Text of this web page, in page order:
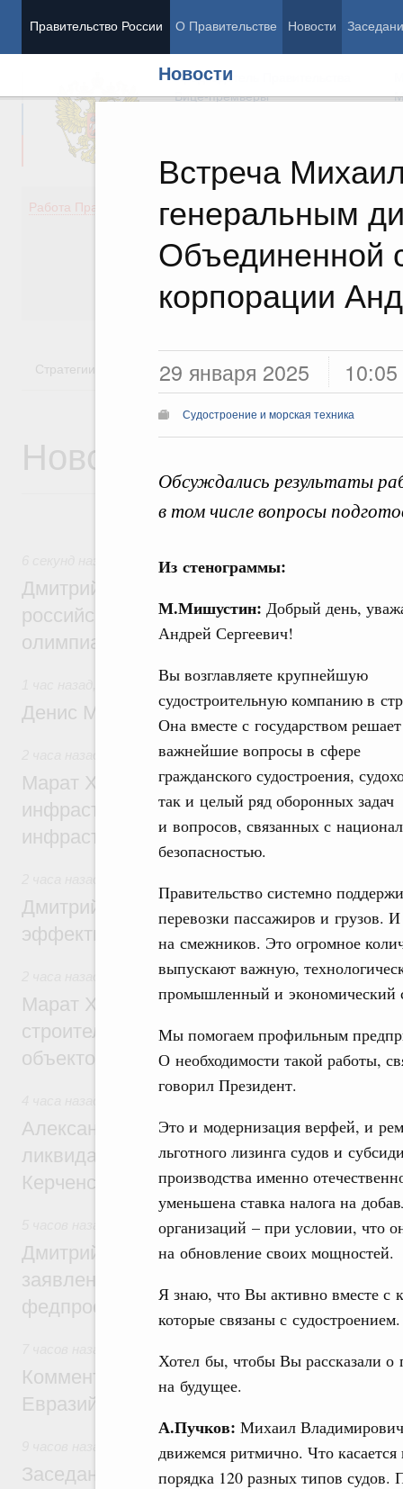
Правительство России О Правительстве Новости
Новости
Встреча
генеральным
Объединенной
корпорации
29 января 2025 10:05
Судостроение и морская техника
Обсуждались результаты
в том числе вопросы
Из стенограммы:
М.Мишустин: Добрый день,
Андрей Сергеевич!
Вы возглавляете крупнейшую
судостроительную компанию в
Она вместе с государством
важнейшие вопросы в сфере
гражданского судостроения,
так и целый ряд оборонных задач
и вопросов, связанных с
безопасностью.
Правительство системно
перевозки пассажиров и грузов.
на смежников. Это огромное
выпускают важную,
промышленный и экономический
Мы помогаем профильным
О необходимости такой работы,
говорил Президент.
Это и модернизация верфей, и
льготного лизинга судов и
производства именно
уменьшена ставка налога на
организаций – при условии, что
на обновление своих мощностей.
Я знаю, что Вы активно вместе с
которые связаны с судостроением.
Хотел бы, чтобы Вы рассказали о
на будущее.
А.Пучков: Михаил
движемся ритмично. Что
порядка 120 разных типов судов.
Председатель Правительства
Вице-премьеры
Работа Правительства
Демография
Здоровье
Культура
Государство
Стратегии Государственные программы
Новости
Отрасль информационных технологий
Дмитрий Чернышенко и Сергей Кравцов
российскую сборную с победой на
олимпиаде по искусственному
Общие вопросы промышленной политики
Денис Мантуров посетил Ярославскую
Бюджеты субъектов Федерации.
Марат Хуснуллин: 15 объектов
инфраструктуры построили и обновили
инфраструктурным кредитам
Дмитрий Патрушев: Синхронизация
эффективность поддержки сельских
Экономика городов. Городская среда
Марат Хуснуллин: «Единый заказчик»
строительство и реконструкцию более
объектов
Александр Козлов провёл заседание
ликвидации последствий чрезвычайной
Керченском проливе
Среднее профессиональное образование
Дмитрий Чернышенко: Установлен
заявлений от абитуриентов колледжей и
федпроекта «Профессионалитет»
Комментарий Алексея Оверчука по
Евразийского межправительственного
Евразийский экономический союз.
Заседание Евразийского